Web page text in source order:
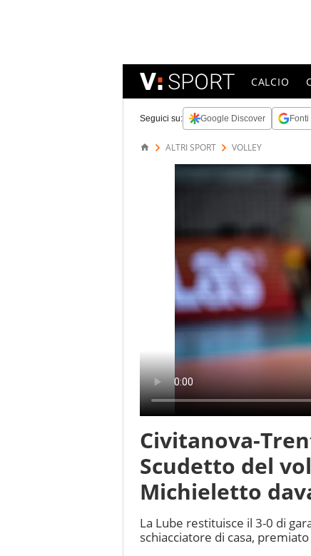
CALCIO
Seguici su: Google Discover
ALTRI SPORT VOLLEY
Civitanova-
Scudetto del
Michieletto
La Lube restituisce il 3-0 di
schiacciatore di casa,